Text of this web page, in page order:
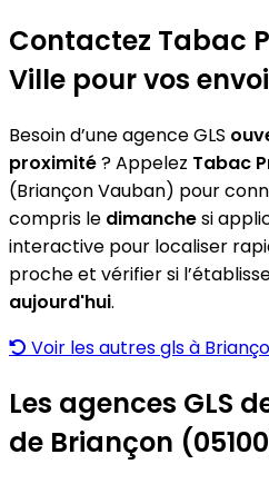
Contactez Tabac
Ville pour vos
Besoin d’une agence GLS
proximité? Appelez Tabac
(Briançon Vauban) pour
compris le dimanchesi
interactive pour localiser
proche et vérifier si
aujourd'hui.
Voir les autres gls à
Les agences GLS
de Briançon